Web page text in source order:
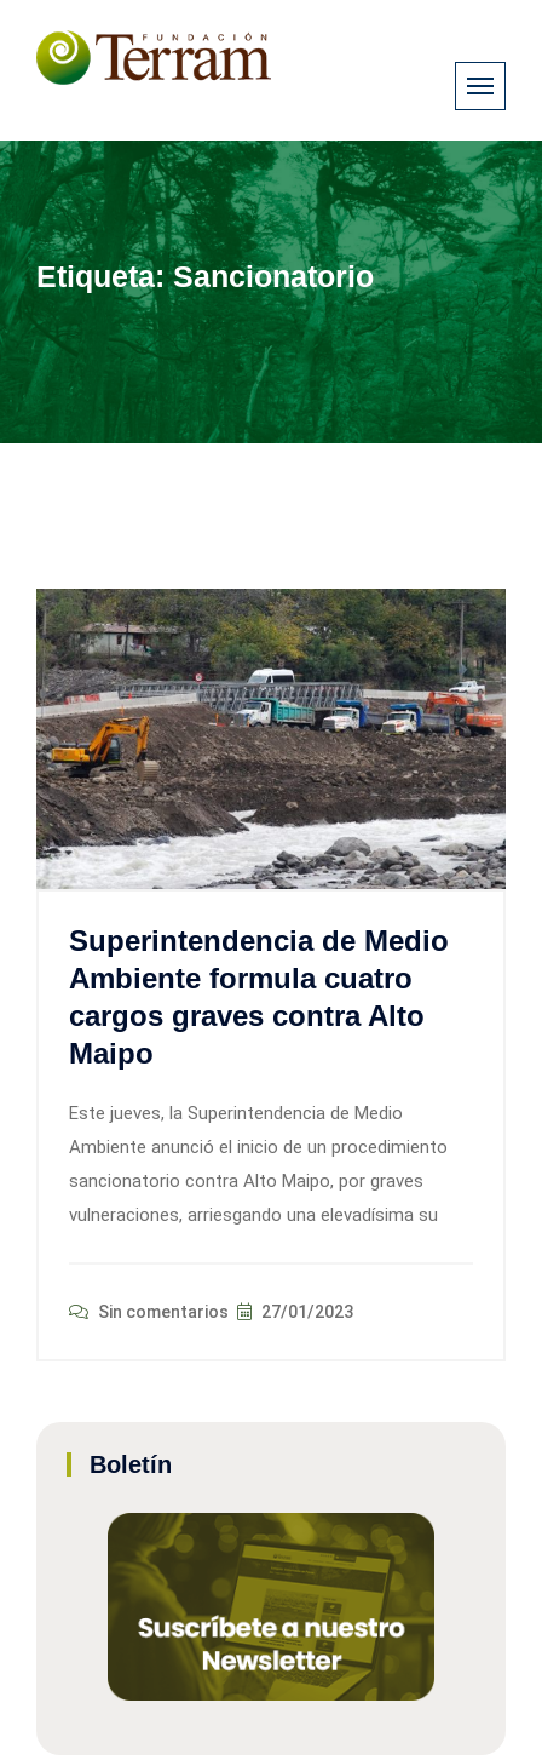
Etiqueta:Sancionatorio
Superintendencia de Medio
Ambiente formula cuatro
cargos graves contra Alto
Maipo
Este jueves, la Superintendencia de Medio
Ambiente anunció el inicio de un procedimiento
sancionatorio contra Alto Maipo, por graves
vulneraciones, arriesgando una elevadísima su
Sin comentarios 27/01/2023
Boletín